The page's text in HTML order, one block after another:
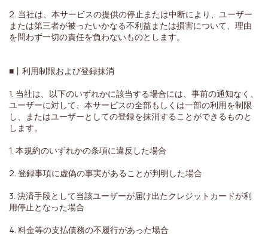
2. 当社は、本サービスの提供の停止または中断により、ユーザー
または第三者が被ったいかなる不利益または損害について、理由
を問わず一切の責任を負わないものとします。
■丨利用制限および登録抹消
1. 当社は、以下のいずれかに該当する場合には、事前の通知なく、
ユーザーに対して、本サービスの全部もしくは一部の利用を制限
し、またはユーザーとしての登録を抹消することができるものと
します。
1. 本規約のいずれかの条項に違反した場合
2. 登録事項に虚偽の事実があることが判明した場合
3. 決済手段として当該ユーザーが届け出たクレジットカードが利
用停止となった場合
4. 料金等の支払債務の不履行があった場合